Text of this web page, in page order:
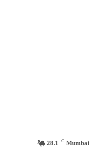
28.1 C Mumbai